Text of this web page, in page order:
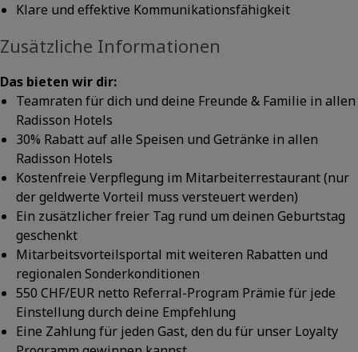
Klare und effektive Kommunikationsfähigkeit
Zusätzliche Informationen
Das bieten wir dir:
Teamraten für dich und deine Freunde & Familie in allen
Radisson Hotels
30% Rabatt auf alle Speisen und Getränke in allen
Radisson Hotels
Kostenfreie Verpflegung im Mitarbeiterrestaurant (nur
der geldwerte Vorteil muss versteuert werden)
Ein zusätzlicher freier Tag rund um deinen Geburtstag
geschenkt
Mitarbeitsvorteilsportal mit weiteren Rabatten und
regionalen Sonderkonditionen
550 CHF/EUR netto Referral-Program Prämie für jede
Einstellung durch deine Empfehlung
Eine Zahlung für jeden Gast, den du für unser Loyalty